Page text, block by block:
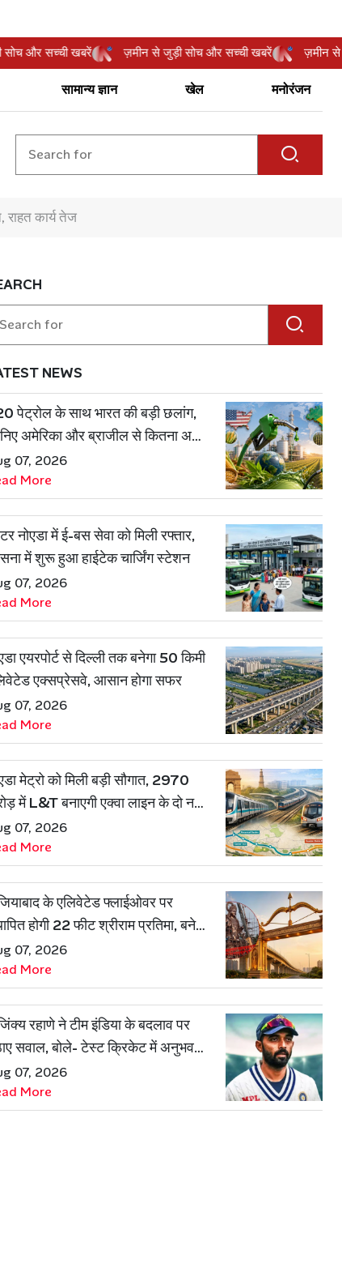
सोच और सच्ची खबरें ज़मीन से जुड़ी सोच और सच्ची खबरें
सामान्य ज्ञान खेल मनोरंजन
कार्य तेज
NEWS
पेट्रोल के साथ भारत की बड़ी छलांग,
अमेरिका और ब्राजील से कितना अलग
मॉडल
07, 2026
More
नोएडा में ई-बस सेवा को मिली रफ्तार,
में शुरू हुआ हाईटेक चार्जिंग स्टेशन
07, 2026
More
एयरपोर्ट से दिल्ली तक बनेगा 50 किमी
एक्सप्रेसवे, आसान होगा सफर
07, 2026
More
मेट्रो को मिली बड़ी सौगात, 2970
में L&T बनाएगी एक्वा लाइन के दो नए
07, 2026
More
के एलिवेटेड फ्लाईओवर पर
होगी 22 फीट श्रीराम प्रतिमा, बनेगी
की नई पहचान
07, 2026
More
रहाणे ने टीम इंडिया के बदलाव पर
सवाल, बोले- टेस्ट क्रिकेट में अनुभव
हमेशा रहेगी
07, 2026
More